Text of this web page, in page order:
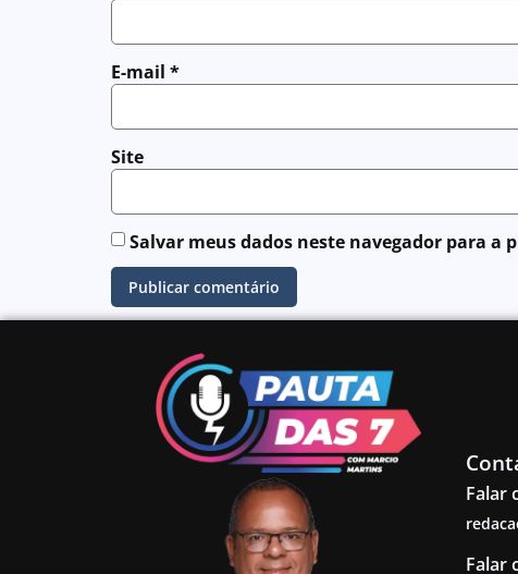
E-mail *
Site
Salvar meus dados neste navegador para a
Falar
Falar